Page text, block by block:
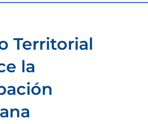
Territorial
la